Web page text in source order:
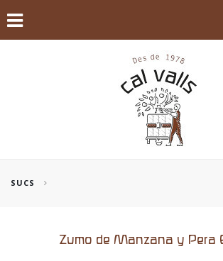
SUCS
Zumo de Manzana y Pera